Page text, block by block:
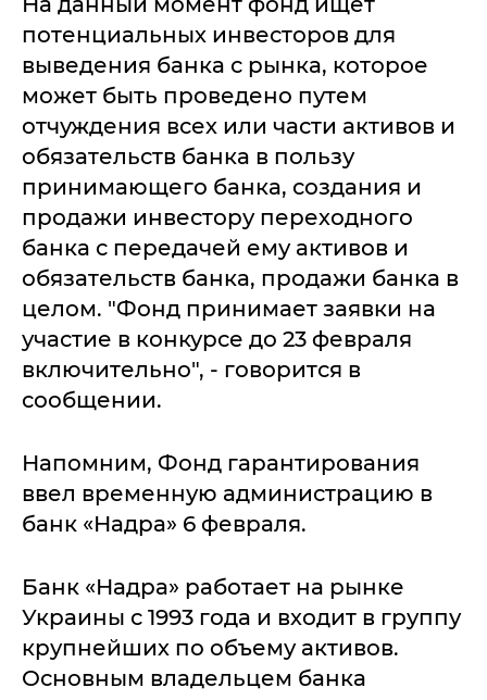
потенциальных инвесторов для
выведения банка с рынка, которое
может быть проведено путем
отчуждения всех или части активов и
обязательств банка в пользу
принимающего банка, создания и
продажи инвестору переходного
банка с передачей ему активов и
обязательств банка, продажи банка в
целом. "Фонд принимает заявки на
участие в конкурсе до 23 февраля
включительно", - говорится в
сообщении.
Напомним, Фонд гарантирования
ввел временную администрацию в
банк «Надра» 6 февраля.
Банк «Надра» работает на рынке
Украины с 1993 года и входит в группу
крупнейших по объему активов.
Основным владельцем банка